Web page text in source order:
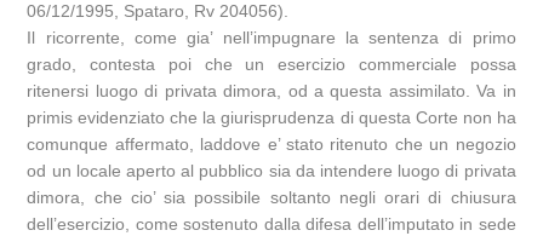
06/12/1995, Spataro, Rv 204056).
Il ricorrente, come gia’ nell’impugnare la sentenza di primo
grado, contesta poi che un esercizio commerciale possa
ritenersi luogo di privata dimora, od a questa assimilato. Va in
primis evidenziato che la giurisprudenza di questa Corte non ha
comunque affermato, laddove e’ stato ritenuto che un negozio
od un locale aperto al pubblico sia da intendere luogo di privata
dimora, che cio’ sia possibile soltanto negli orari di chiusura
dell’esercizio, come sostenuto dalla difesa dell’imputato in sede